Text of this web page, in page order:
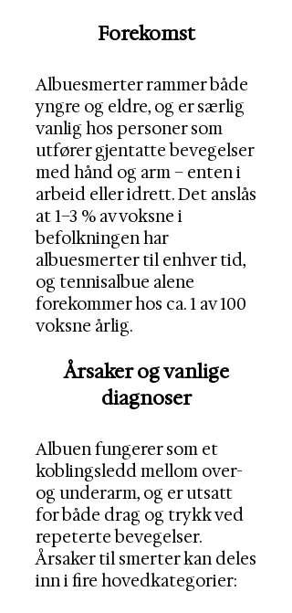
Forekomst
Albuesmerter rammer både
yngre og eldre, og er særlig
vanlig hos personer som
utfører gjentatte bevegelser
med hånd og arm – enten i
arbeid eller idrett. Det anslås
at 1–3 % av voksne i
befolkningen har
albuesmerter til enhver tid,
og tennisalbue alene
forekommer hos ca. 1 av 100
voksne årlig.
Årsaker og vanlige
diagnoser
Albuen fungerer som et
koblingsledd mellom over-
og underarm, og er utsatt
for både drag og trykk ved
repeterte bevegelser.
Årsaker til smerter kan deles
inn i fire hovedkategorier: